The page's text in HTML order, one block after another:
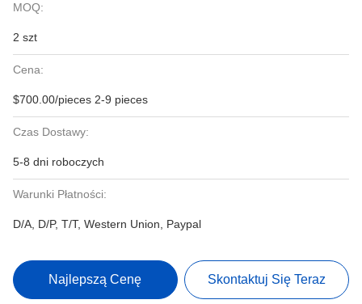
MOQ:
2 szt
Cena:
$700.00/pieces 2-9 pieces
Czas Dostawy:
5-8 dni roboczych
Warunki Płatności:
D/A, D/P, T/T, Western Union, Paypal
Najlepszą Cenę Skontaktuj Się Teraz